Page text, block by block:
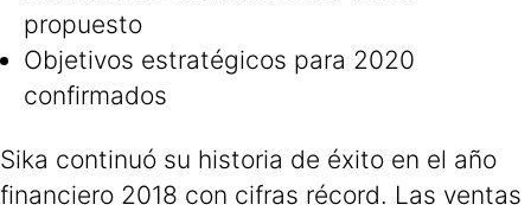
propuesto
Objetivos estratégicos para 2020
confirmados
Sika continuó su historia de éxito en el año
financiero 2018 con cifras récord. Las ventas